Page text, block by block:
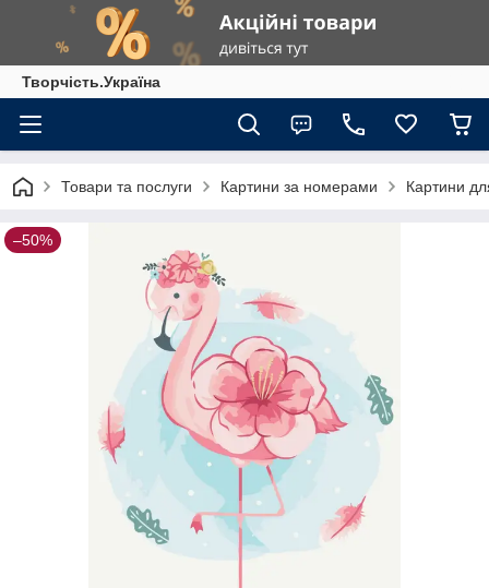
Творчість.Україна
Товари та послуги Картини за номерами Картини
–50%